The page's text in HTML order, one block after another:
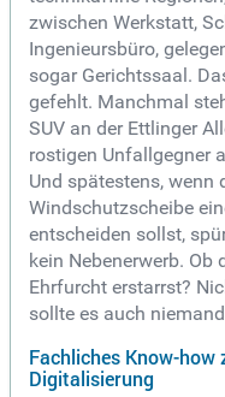
zwischen Werkstatt,
Ingenieursbüro,
sogar Gerichtssaal.
gefehlt. Manchmal
SUV an der Ettlinger
rostigen Unfallgegner
Und spätestens, wenn
Windschutzscheibe
entscheiden sollst,
kein Nebenerwerb.
Ehrfurcht erstarrst?
sollte es auch
Fachliches Know-
Digitalisierung